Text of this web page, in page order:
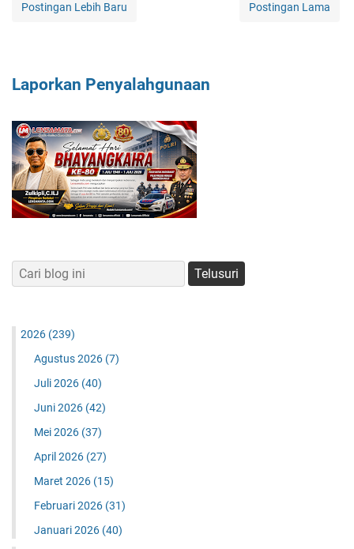
Postingan Lebih Baru Postingan Lama
Laporkan Penyalahgunaan
2026 (239)
Agustus 2026 (7)
Juli 2026 (40)
Juni 2026 (42)
Mei 2026 (37)
April 2026 (27)
Maret 2026 (15)
Februari 2026 (31)
Januari 2026 (40)